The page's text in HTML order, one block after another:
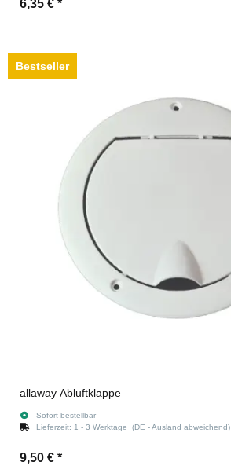
6,35 € *
Bestseller
allaway Abluftklappe
Sofort bestellbar
Lieferzeit: 1 - 3 Werktage (DE - Ausland abweichend)
9,50 € *